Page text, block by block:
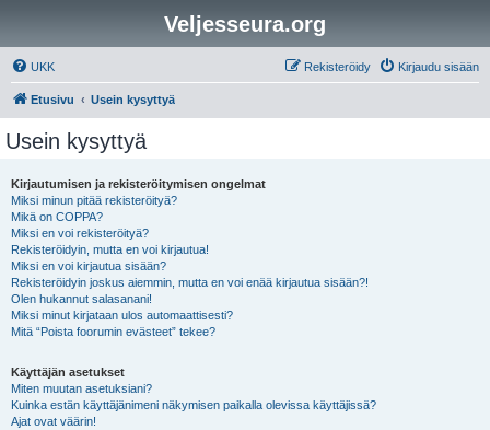
Veljesseura.org
UKK Kirjaudu sisään
Rekisteröidy
Etusivu Usein kysyttyä
Usein kysyttyä
Kirjautumisen ja rekisteröitymisen ongelmat
Miksi minun pitää rekisteröityä?
Mikä on COPPA?
Miksi en voi rekisteröityä?
Rekisteröidyin, mutta en voi kirjautua!
Miksi en voi kirjautua sisään?
Rekisteröidyin joskus aiemmin, mutta en voi enää kirjautua sisään?!
Olen hukannut salasanani!
Miksi minut kirjataan ulos automaattisesti?
Mitä “Poista foorumin evästeet” tekee?
Käyttäjän asetukset
Miten muutan asetuksiani?
Kuinka estän käyttäjänimeni näkymisen paikalla olevissa käyttäjissä?
Ajat ovat väärin!